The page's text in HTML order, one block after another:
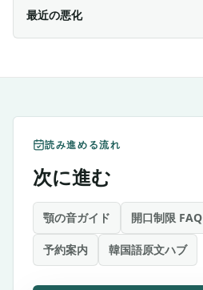
最近の悪化
読み進める流れ
次に進む
顎の音ガイド 開口制限 FAQ
予約案内 韓国語原文ハブ